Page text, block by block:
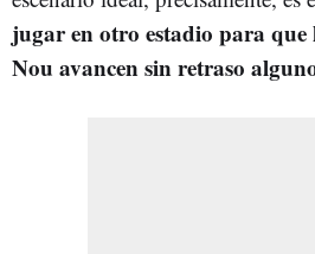
jugar en otro estadio para que
Nou avancen sin retraso